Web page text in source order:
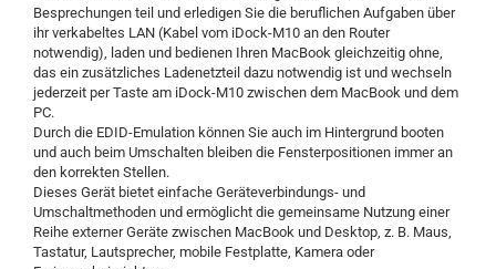
Besprechungen teil und erledigen Sie die beruflichen Aufgaben über
ihr verkabeltes LAN (Kabel vom iDock-M10 an den Router
notwendig), laden und bedienen Ihren MacBook gleichzeitig ohne,
das ein zusätzliches Ladenetzteil dazu notwendig ist und wechseln
jederzeit per Taste am iDock-M10 zwischen dem MacBook und dem
PC.
Durch die EDID-Emulation können Sie auch im Hintergrund booten
und auch beim Umschalten bleiben die Fensterpositionen immer an
den korrekten Stellen.
Dieses Gerät bietet einfache Geräteverbindungs- und
Umschaltmethoden und ermöglicht die gemeinsame Nutzung einer
Reihe externer Geräte zwischen MacBook und Desktop, z. B. Maus,
Tastatur, Lautsprecher, mobile Festplatte, Kamera oder